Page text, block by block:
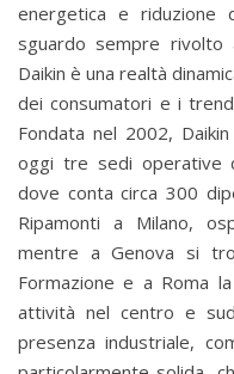
energetica e riduzione
sguardo sempre rivolto
Daikin è una realtà
dei consumatori e i
Fondata nel 2002,
oggi tre sedi operative
dove conta circa 300
Ripamonti a Milano,
mentre a Genova si
Formazione e a Roma
attività nel centro e
presenza industriale,